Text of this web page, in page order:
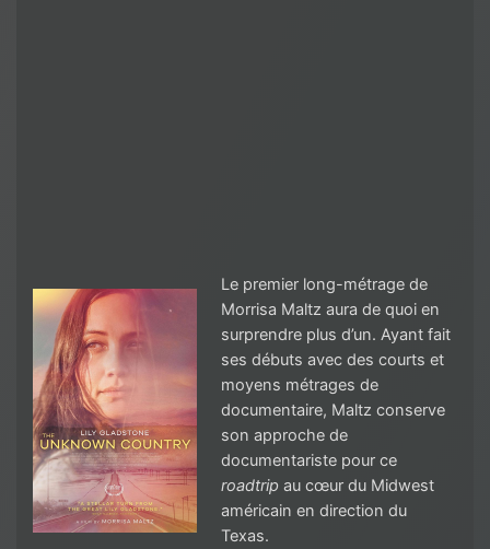
Le premier long-métrage de
Morrisa Maltz aura de quoi en
surprendre plus d’un. Ayant fait
ses débuts avec des courts et
moyens métrages de
documentaire, Maltz conserve
son approche de
documentariste pour ce
roadtrip au cœur du Midwest
américain en direction du
Texas.